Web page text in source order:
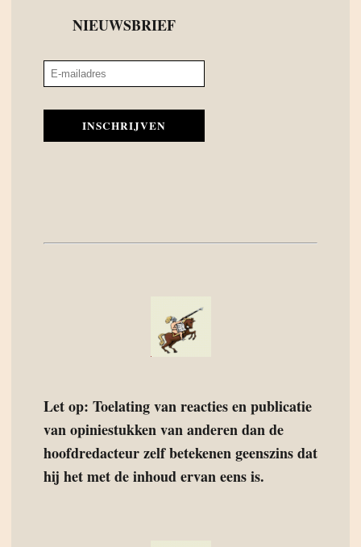
NIEUWSBRIEF
INSCHRIJVEN
Let op: Toelating van reacties en publicatie
van opiniestukken van anderen dan de
hoofdredacteur zelf betekenen geenszins dat
hij het met de inhoud ervan eens is.